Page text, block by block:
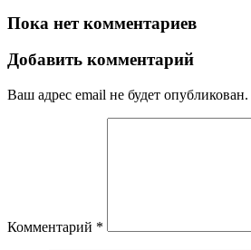
Пока нет комментариев
Добавить комментарий
Ваш адрес email не будет опубликован.
Комментарий *